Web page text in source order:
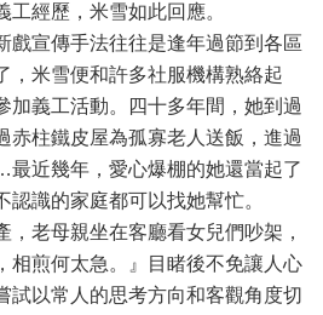
經歷，米雪如此回應。
戲宣傳手法往往是逢年過節到各區
，米雪便和許多社服機構熟絡起
加義工活動。四十多年間，她到過
赤柱鐵皮屋為孤寡老人送飯，進過
近幾年，愛心爆棚的她還當起了
識的家庭都可以找她幫忙。
，老母親坐在客廳看女兒們吵架，
相煎何太急。』目睹後不免讓人心
試以常人的思考方向和客觀角度切